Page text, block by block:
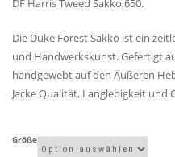
Die Duke Forest Sakko ist ein
und Handwerkskunst. Gefertigt
handgewebt auf den Äußeren
Jacke Qualität, Langlebigkeit und
Größe